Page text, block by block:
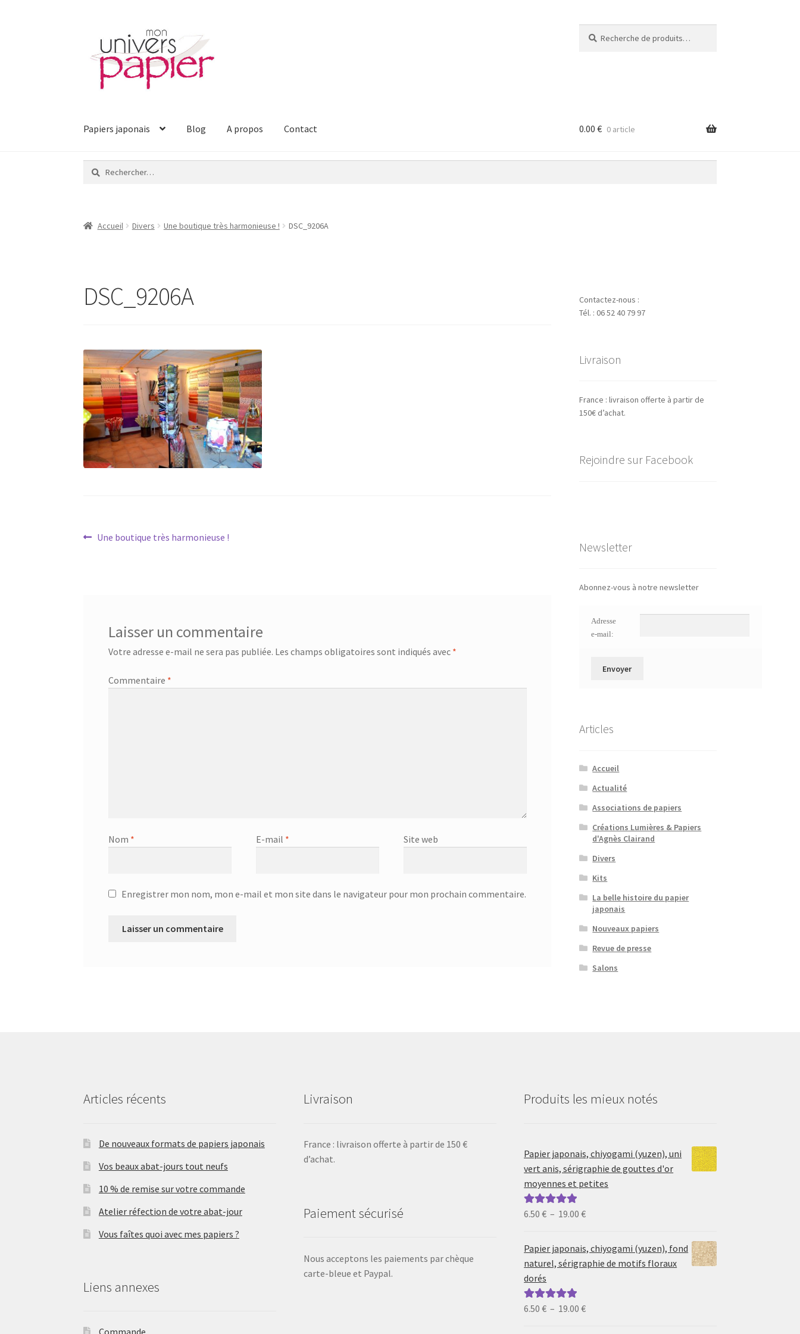
la
navigation
contenu
pour :
Papiers japonais Blog A propos Contact 0.00 € 0 article
Rechercher :
Accueil Divers Une boutique très harmonieuse ! DSC_9206A
DSC_9206A
Navigation
Article
Une boutique très harmonieuse !
Laisser un commentaire
Votre adresse e-mail ne sera pas publiée. Les champs obligatoires sont indiqués avec *
Commentaire *
Nom * E-mail * Site web
Enregistrer mon nom, mon e-mail et mon site dans le navigateur pour mon prochain commentaire.
Contactez-nous :
Tél. : 06 52 40 79 97
Livraison
France : livraison offerte à partir de
150€ d’achat.
Rejoindre sur Facebook
Newsletter
Abonnez-vous à notre newsletter
Adresse
e-mail:
Articles
Accueil
Actualité
Associations de papiers
Créations Lumières & Papiers
d'Agnès Clairand
Divers
Kits
La belle histoire du papier
japonais
Nouveaux papiers
Revue de presse
Salons
Articles récents
De nouveaux formats de papiers japonais
Vos beaux abat-jours tout neufs
10 % de remise sur votre commande
Atelier réfection de votre abat-jour
Vous faîtes quoi avec mes papiers ?
Liens annexes
Commande
Livraison
France : livraison offerte à partir de 150 €
d’achat.
Paiement sécurisé
Nous acceptons les paiements par chèque
carte-bleue et Paypal.
Produits les mieux notés
Papier japonais, chiyogami (yuzen), uni
vert anis, sérigraphie de gouttes d'or
moyennes et petites
Note5.00sur
6.50€ – 19.00€Plage
prix :
6.50 €
Papier japonais, chiyogami (yuzen), fond
naturel, sérigraphie de motifs floraux
dorés
Note5.00sur
6.50€ – 19.00€Plage